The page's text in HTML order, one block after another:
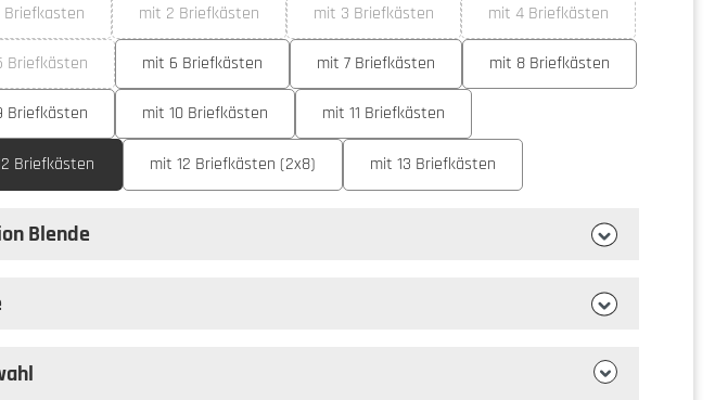
Briefkasten
(Diese Option ist zurzeit nicht verfügbar.)
mit 2 Briefkästen
(Diese Option ist zurzeit nicht verfügbar.)
mit 3 Briefkästen
(Diese Option ist zurzeit nicht verfügbar.)
mit 4 Briefkästen
(Diese Option ist zurzeit
Briefkästen
(Diese Option ist zurzeit nicht verfügbar.)
mit 6 Briefkästen mit 7 Briefkästen mit 8 Briefkästen
Briefkästen mit 10 Briefkästen mit 11 Briefkästen
Briefkästen mit 12 Briefkästen (2x8) mit 13 Briefkästen
Blende